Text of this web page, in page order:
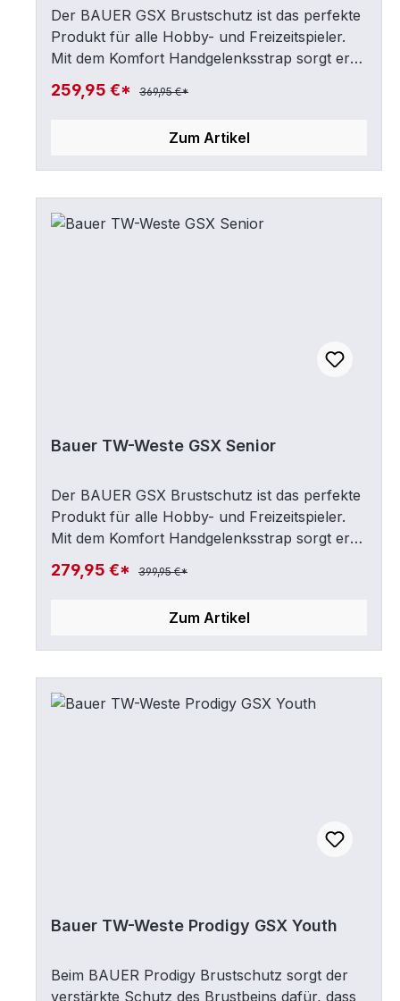
Der BAUER GSX Brustschutz ist das perfekte
Produkt für alle Hobby- und Freizeitspieler.
Mit dem Komfort Handgelenksstrap sorgt er
für einen sicheren Halt und eine perfekte
Passform. Die Dynamic 3 Point Flex-
Bewegungen und maximalen Komfort in den
und kühl während des Spiels.Größen
JUNIORS/M (Körpergröße ca. 1,24-
259,95 €* 369,95 €*
Zum Artikel
Bauer TW-Weste GSX Senior
Der BAUER GSX Brustschutz ist das perfekte
Produkt für alle Hobby- und Freizeitspieler.
Mit dem Komfort Handgelenksstrap sorgt er
für einen sicheren Halt und eine perfekte
Passform. Die Dynamic 3 Point Flex-
Bewegungen und maximalen Komfort in den
und kühl während des Spiels.
279,95 €* 399,95 €*
Zum Artikel
Bauer TW-Weste Prodigy GSX Youth
Beim BAUER Prodigy Brustschutz sorgt der
verstärkte Schutz des Brustbeins dafür, dass